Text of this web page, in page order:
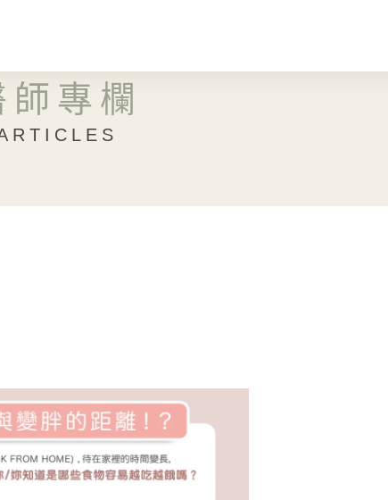
師專欄